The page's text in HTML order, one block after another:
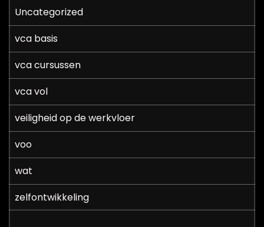
Uncategorized
vca basis
vca cursussen
vca vol
veiligheid op de werkvloer
voo
wat
zelfontwikkeling